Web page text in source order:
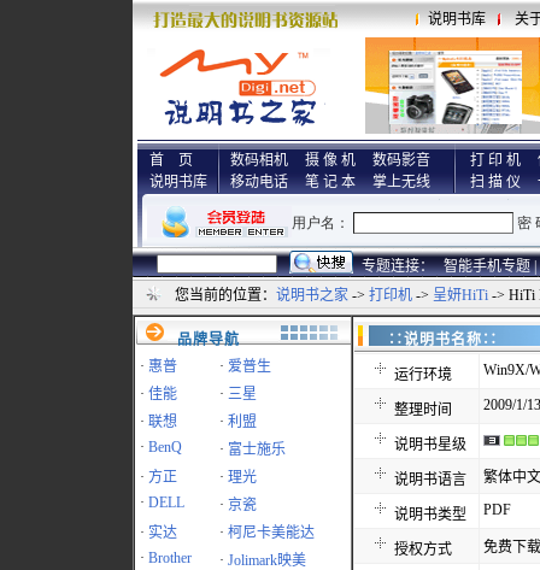
说明书库 关
首 页
说明书库
数码相机 摄 像 机
数码影音
移动电话
笔 记 本 掌上无线
打 印 机
扫 描 仪
专题连接： 智能手机专题 |
您当前的位置： 说明书之家 -> 打印机 -> 呈妍HiTi -> HiTi
品牌导航
· 惠普 · 爱普生
· 佳能 · 三星
· 联想 · 利盟
· BenQ · 富士施乐
· 方正 · 理光
· DELL · 京瓷
· 实达 · 柯尼卡美能达
· Brother · Jolimark映美
∷说明书名
运行环境 Win9X/
整理时间 2009/1/
说明书星级
说明书语言 繁体中文
说明书类型 PDF
授权方式 免费下载